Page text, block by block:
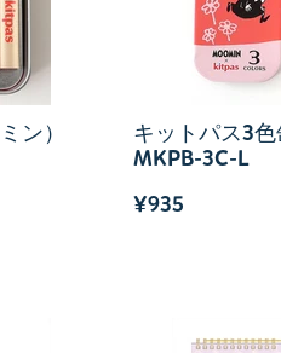
ン）
キットパス3色
MKPB-3C-L
¥935